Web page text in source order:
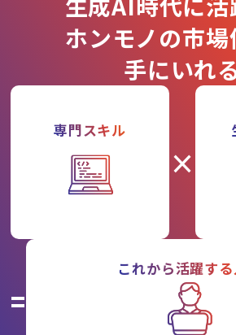
ホンモノの市場
手にいれ
専門スキル
×
=
これから活躍す